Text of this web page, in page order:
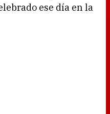
ese día en la